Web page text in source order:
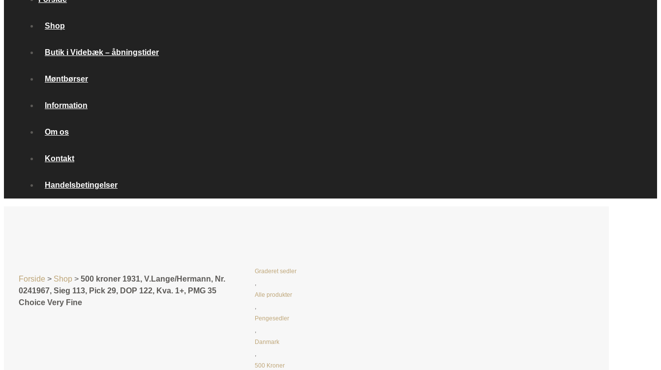
Shop
Butik i Videbæk – åbningstider
Møntbørser
Information
Om os
Kontakt
Handelsbetingelser
Forside > Shop > 500 kroner 1931, V.Lange/Hermann, Nr.
0241967, Sieg 113, Pick 29, DOP 122, Kva. 1+, PMG 35
Choice Very Fine
Graderet sedler
,
Alle produkter
,
Pengesedler
,
Danmark
,
500 Kroner